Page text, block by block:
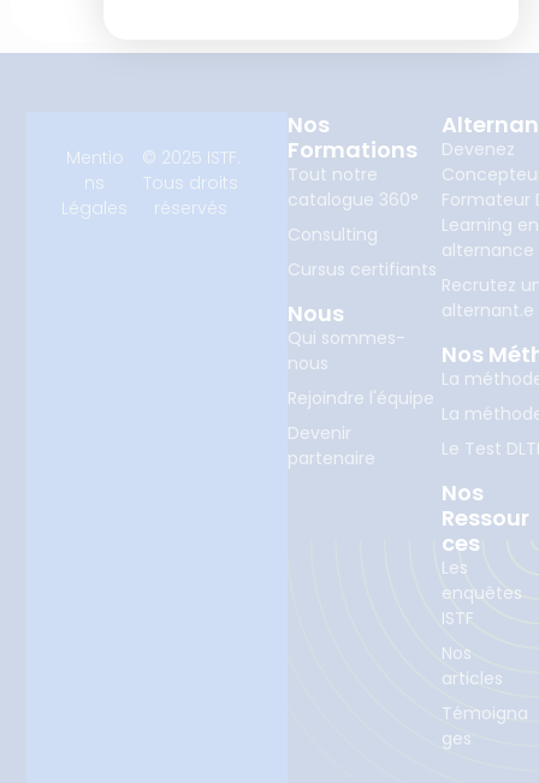
Nos
Formations
Tout notre
catalogue 360°
Consulting
Cursus certifiants
Nous
Qui sommes-
nous
Rejoindre l'équipe
Devenir
partenaire
Devenez
Formateur
Learning en
alternance
Recrutez
alternant.e
Nos
La
La
Le Test
Nos
Ressour
Ces
Les
enquêtes
ISTF
Nos
articles
Témoigna
ges
Mentio
ns
Légales
© 2025 ISTF.
Tous droits
réservés